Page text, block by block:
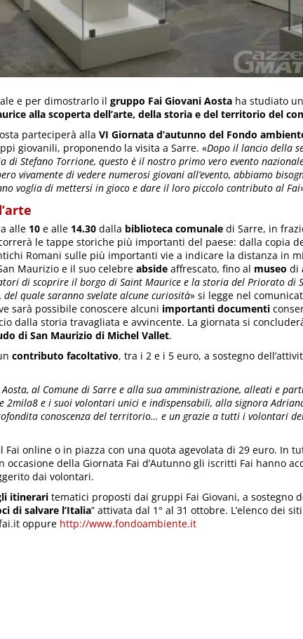
e per dimostrarlo il gruppo Fai Giovani Aosta ha studiato un
alla scoperta dell’arte, della storia e del territorio del
parteciperà alla VI Giornata d’autunno del Fondo
giovanili, proponendo la visita a Sarre. «Dopo il lancio della
di Stefano Torrione, questo è il nostro primo vero evento
vivamente di vedere numerosi giovani all’evento, abbiamo
voglia di mettersi in gioco e dare il loro piccolo contributo al Fai
alle 10 e alle 14.30 dalla biblioteca comunale di Sarre, in
le tappe storiche più importanti del paese: dalla copia
Romani sulle più importanti vie a indicare la distanza in
Maurizio e il suo celebre abside affrescato, fino al museo di
di scoprire il borgo di Saint Maurice e la storia del Priorato di
quale saranno svelate alcune curiosità» si legge nel
sarà possibile conoscere alcuni importanti documenti
dalla storia travagliata e avvincente. La giornata si
di San Maurizio di Michel Vallet.
contributo facoltativo, tra i 2 e i 5 euro, a sostegno
al Comune di Sarre e alla sua amministrazione, alleati e
2mila8 e i suoi volontari unici e indispensabili, alla signora
conoscenza del territorio… e un grazie a tutti i volontari
online o in piazza con una quota agevolata di 29 euro. In
della Giornata Fai d’Autunno gli iscritti Fai hanno
dai volontari.
itinerari tematici proposti dai gruppi Fai Giovani, a sostegno
di salvare l’Italia” attivata dal 1° al 31 ottobre. L’elenco dei
oppure http://www.fondoambiente.it